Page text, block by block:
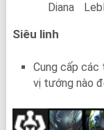
Diana
Siêu linh
Cung cấp
vị tướng nào